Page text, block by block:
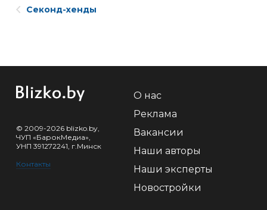
Секонд-хенды
© 2009-2026 blizko.by,
ЧУП «БарокМедиа»,
УНП 391272241, г.Минск
Контакты
О нас
Реклама
Вакансии
Наши авторы
Наши эксперты
Новостройки